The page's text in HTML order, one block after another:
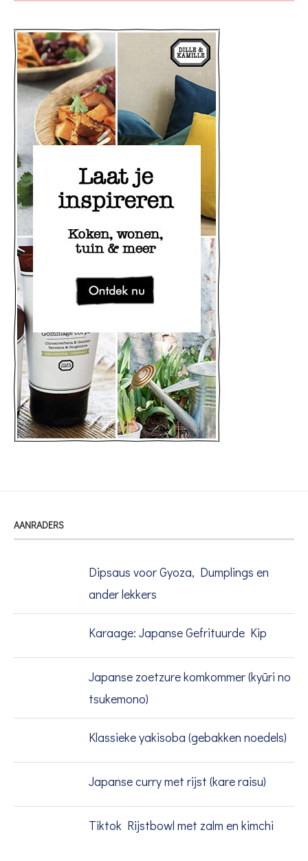
AANRADERS
Dipsaus voor Gyoza, Dumplings en
ander lekkers
Karaage: Japanse Gefrituurde Kip
Japanse zoetzure komkommer (kyūri no
tsukemono)
Klassieke yakisoba (gebakken noedels)
Japanse curry met rijst (kare raisu)
Tiktok Rijstbowl met zalm en kimchi